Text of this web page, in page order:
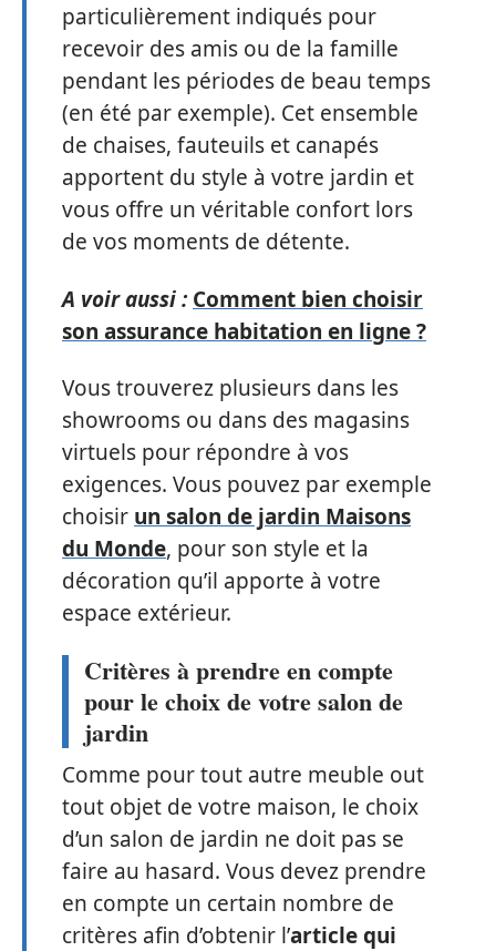
particulièrement indiqués pour
recevoir des amis ou de la famille
pendant les périodes de beau temps
(en été par exemple). Cet ensemble
de chaises, fauteuils et canapés
apportent du style à votre jardin et
vous offre un véritable confort lors
de vos moments de détente.
A voir aussi : Comment bien choisir
son assurance habitation en ligne ?
Vous trouverez plusieurs dans les
showrooms ou dans des magasins
virtuels pour répondre à vos
exigences. Vous pouvez par exemple
choisir un salon de jardin Maisons
du Monde, pour son style et la
décoration qu’il apporte à votre
espace extérieur.
Critères à prendre en compte
pour le choix de votre salon de
jardin
Comme pour tout autre meuble out
tout objet de votre maison, le choix
d’un salon de jardin ne doit pas se
faire au hasard. Vous devez prendre
en compte un certain nombre de
critères afin d’obtenir l’article qui